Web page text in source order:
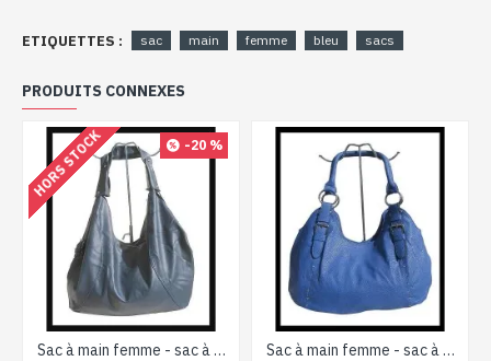
ETIQUETTES : sac main femme bleu sacs
PRODUITS CONNEXES
-20 %
HORS STOCK
Sac à main femme - sac à main Bleu Sac à main femme - sac à main Bleu